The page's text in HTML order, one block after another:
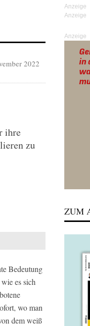
2022
ihre
zu
Bedeutung
es sich
wo man
dem weiß
Anzeige
ZUM